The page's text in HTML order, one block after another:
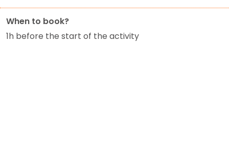
When to book?
1h before the start of the activity